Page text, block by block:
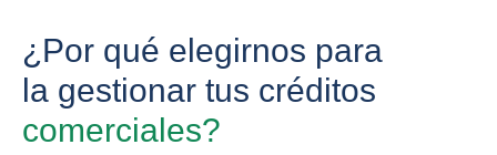
¿Por qué elegirnos para
la gestionar tus créditos
comerciales?